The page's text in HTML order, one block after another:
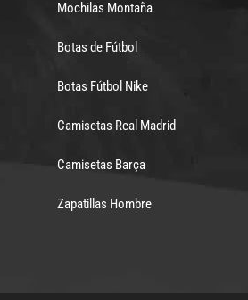
Mochilas Montaña
Botas de Fútbol
Botas Fútbol Nike
Camisetas Real Madrid
Camisetas Barça
Zapatillas Hombre